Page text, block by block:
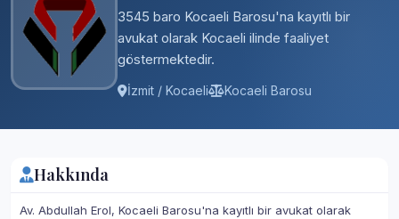
3545 baro Kocaeli Barosu'na kayıtlı bir
avukat olarak Kocaeli ilinde faaliyet
göstermektedir.
İzmit / Kocaeli Kocaeli Barosu
Hakkında
Av. Abdullah Erol, Kocaeli Barosu'na kayıtlı bir avukat olarak